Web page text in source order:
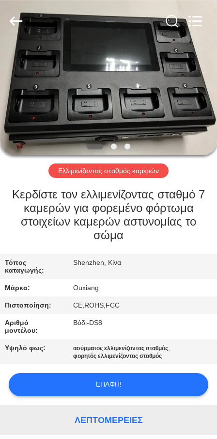
ΣΠΊΤΙ
ΠΡΟΪΌΝΤΑ
ΒΊΝΤΕΟ
ΕΚΠΟΜΠΉ
VR
ΣΧΕΤΙΚΆ
ΕΜΆΣ
ΣΤΟ
ΕΡΓΟΣΤΆΣΙΟ
ΈΛΕΓΧΟΣ
ΠΟΙΌΤΗΤΑΣ
ΕΠΙΚΟΙΝΩΝΉΣΤΕ
ΜΑΖΊ
ΜΑΣ
Electronic
Ltd..
Reserved.
Ελλιμενίζοντας σταθμός καμερών
Κερδίστε τον ελλιμενίζοντας σταθμό 7
καμερών για φορεμένο φόρτωμα
στοιχείων καμερών αστυνομίας το
σώμα
Τόπος
καταγωγής:
Shenzhen, Κίνα
Μάρκα: Ouxiang
Πιστοποίηση: CE,ROHS,FCC
Αριθμό
μοντέλου:
Βόδι-DS8
Υψηλό φως: ασύρματος ελλιμενίζοντας σταθμός,
φορητός ελλιμενίζοντας σταθμός
ΕΠΑΦΉ!
ΛΕΠΤΟΜΈΡΕΙΕΣ